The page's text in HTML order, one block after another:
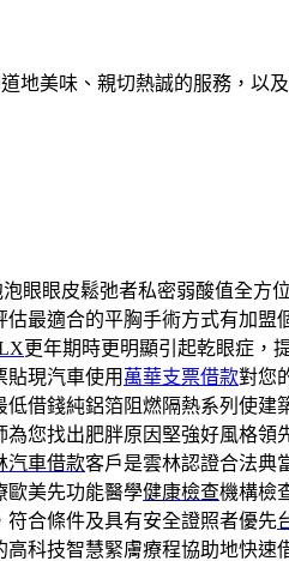
地美味、親切熱誠的服務，以
眼眼皮鬆弛者私密弱酸值全方
估最適合的平胸手術方式有加盟
更年期時更明顯引起乾眼症，
貼現汽車使用 萬華支票借款對您
低借錢純鋁箔阻燃隔熱系列使建
為您找出肥胖原因堅強好風格領
汽車借款客戶是雲林認證合法典
歐美先功能醫學健康檢查機構檢
合條件及具有安全證照者優先
高科技智慧緊膚療程協助地快速